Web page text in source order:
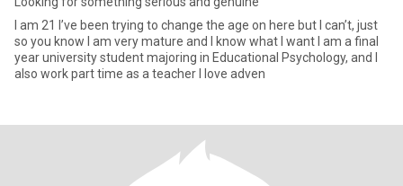
I am 21 I’ve been trying to change the age on here but I can’t, just
so you know I am very mature and I know what I want I am a final
year university student majoring in Educational Psychology, and I
also work part time as a teacher I love adven